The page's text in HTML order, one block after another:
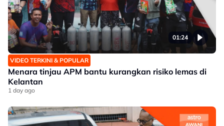
01:24
VIDEO TERKINI & POPULAR
Menara tinjau APM bantu kurangkan risiko lemas di
Kelantan
1 day ago